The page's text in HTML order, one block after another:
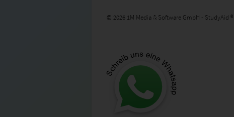
© 2026 1M Media & Software GmbH - StudyAid ®